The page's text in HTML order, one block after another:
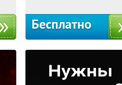
Бесплатно